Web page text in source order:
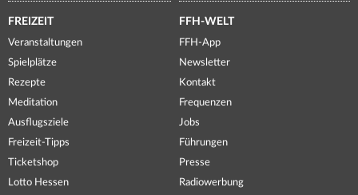
FREIZEIT
Veranstaltungen
Spielplätze
Rezepte
Meditation
Ausflugsziele
Freizeit-Tipps
Ticketshop
Lotto Hessen
FFH-WELT
FFH-App
Newsletter
Kontakt
Frequenzen
Jobs
Führungen
Presse
Radiowerbung